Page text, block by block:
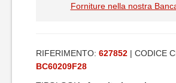
Forniture nella nostra
RIFERIMENTO: 627852 | CODICE
BC60209F28